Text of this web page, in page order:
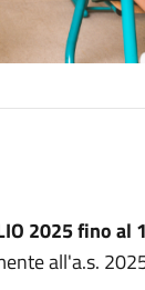
2025 fino
all'a.s.